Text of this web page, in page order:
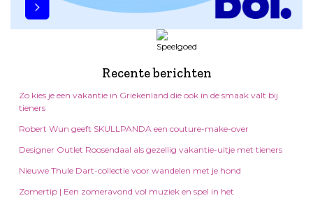
Recente berichten
Zo kies je een vakantie in Griekenland die ook in de smaak valt bij
tieners
Robert Wun geeft SKULLPANDA een couture-make-over
Designer Outlet Roosendaal als gezellig vakantie-uitje met tieners
Nieuwe Thule Dart-collectie voor wandelen met je hond
Zomertip | Een zomeravond vol muziek en spel in het